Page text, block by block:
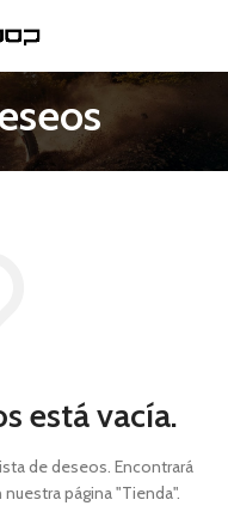
está vacía.
de deseos. Encontrará
página "Tienda".